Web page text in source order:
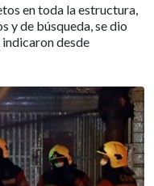
en toda la estructura,
y de búsqueda, se dio
desde